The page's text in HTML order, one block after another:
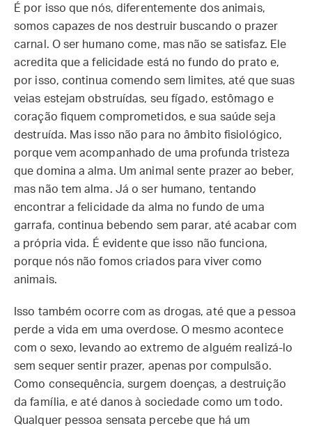
É por isso que nós, diferentemente dos animais,
somos capazes de nos destruir buscando o prazer
carnal. O ser humano come, mas não se satisfaz. Ele
acredita que a felicidade está no fundo do prato e,
por isso, continua comendo sem limites, até que suas
veias estejam obstruídas, seu fígado, estômago e
coração fiquem comprometidos, e sua saúde seja
destruída. Mas isso não para no âmbito fisiológico,
porque vem acompanhado de uma profunda tristeza
que domina a alma. Um animal sente prazer ao beber,
mas não tem alma. Já o ser humano, tentando
encontrar a felicidade da alma no fundo de uma
garrafa, continua bebendo sem parar, até acabar com
a própria vida. É evidente que isso não funciona,
porque nós não fomos criados para viver como
animais.
Isso também ocorre com as drogas, até que a pessoa
perde a vida em uma overdose. O mesmo acontece
com o sexo, levando ao extremo de alguém realizá-lo
sem sequer sentir prazer, apenas por compulsão.
Como consequência, surgem doenças, a destruição
da família, e até danos à sociedade como um todo.
Qualquer pessoa sensata percebe que há um